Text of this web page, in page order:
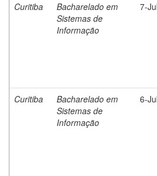
Curitiba
Bacharelado em
Sistemas de
Informação
7-
Curitiba
Bacharelado em
Sistemas de
Informação
6-